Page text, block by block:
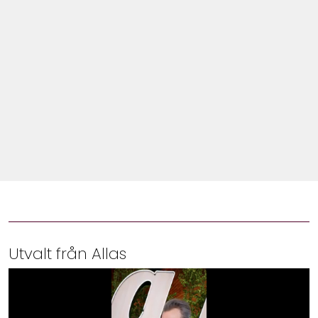
Utvalt från Allas